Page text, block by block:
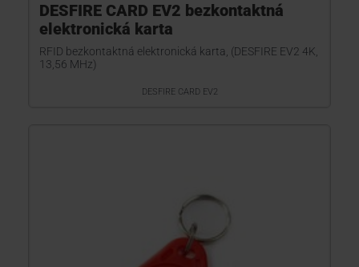
DESFIRE CARD EV2 bezkontaktná
elektronická karta
RFID bezkontaktná elektronická karta, (DESFIRE EV2 4K,
13,56 MHz)
DESFIRE CARD EV2